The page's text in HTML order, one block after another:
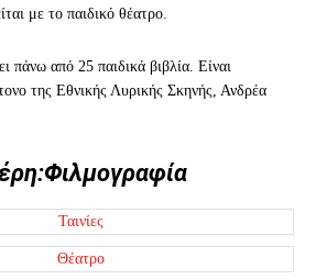
με το παιδικό θέατρο.
πάνω από 25 παιδικά βιβλία. Είναι
της Εθνικής Λυρικής Σκηνής, Ανδρέα
Ταινίες
Θέατρο